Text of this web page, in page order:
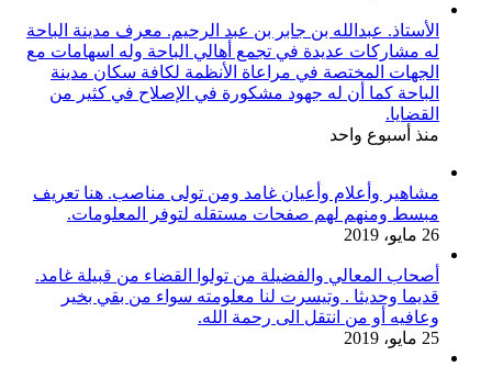
الأستاذ. عبدالله بن جابر بن عبد الرحيم. معرف مدينة الباحة
له مشاركات عديدة في تجمع أهالي الباحة وله اسهامات مع
الجهات المختصة في مراعاة الأنظمة لكافة سكان مدينة
الباحة كما أن له جهود مشكورة في الإصلاح في كثير من
القضايا.
منذ أسبوع واحد
مشاهير وأعلام وأعيان غامد ومن تولى مناصب. هنا تعريف
مبسط ومنهم لهم صفحات مستقله لتوفر المعلومات.
26 مايو، 2019
أصحاب المعالي والفضيلة من تولوا القضاء من قبيلة غامد.
قديما وحديثا . وتيسرت لنا معلومته سواء من بقي بخير
وعافيه أو من انتقل الى رحمة الله.
25 مايو، 2019